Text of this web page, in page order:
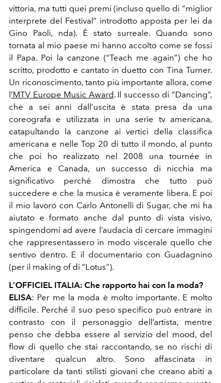
vittoria, ma tutti quei premi (incluso quello di “miglior
interprete del Festival” introdotto apposta per lei da
Gino Paoli, nda). È stato surreale. Quando sono
tornata al mio paese mi hanno accolto come se fossi
il Papa. Poi la canzone (“Teach me again”) che ho
scritto, prodotto e cantato in duetto con Tina Turner.
Un riconoscimento, tanto più importante allora, come
’MTV Europe Music Award. Il successo di “Dancing”,
che a sei anni dall’uscita è stata presa da una
coreografa e utilizzata in una serie tv americana,
catapultando la canzone ai vertici della classifica
americana e nelle Top 20 di tutto il mondo, al punto
che poi ho realizzato nel 2008 una tournée in
America e Canada, un successo di nicchia ma
significativo perché dimostra che tutto può
succedere e che la musica è veramente libera. E poi
il mio lavoro con Carlo Antonelli di Sugar, che mi ha
aiutato e formato anche dal punto di vista visivo,
spingendomi ad avere l’audacia di cercare immagini
che rappresentassero in modo viscerale quello che
sentivo dentro. E il documentario con Guadagnino
(per il making of di “Lotus”).
L’OFFICIEL ITALIA: Che rapporto hai con la moda?
ELISA: Per me la moda è molto importante. E molto
difficile. Perché il suo peso specifico può entrare in
contrasto con il personaggio dell’artista, mentre
penso che debba essere al servizio del mood, del
flow di quello che stai raccontando, se no rischi di
diventare qualcun altro. Sono affascinata in
particolare da tanti stilisti giovani che creano abiti a